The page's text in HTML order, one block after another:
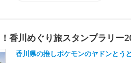
香川めぐり旅スタンプラリー
香川県の推しポケモンのヤドンとう